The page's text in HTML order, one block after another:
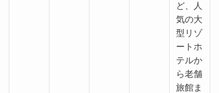
ど、人
気の大
型リゾ
ートホ
テルか
ら老舗
旅館ま